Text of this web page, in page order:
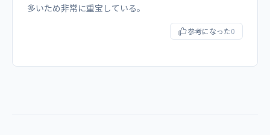
多いため非常に重宝している。
参考になった0